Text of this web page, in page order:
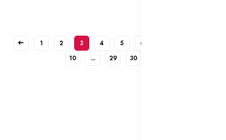
1 2 3 4 5 6
10
... 29 30